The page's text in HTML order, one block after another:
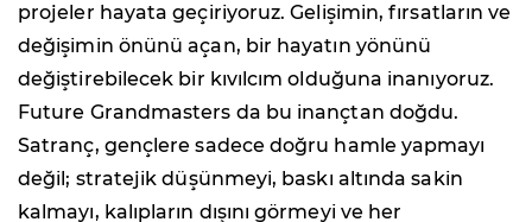
projeler hayata geçiriyoruz. Gelişimin, fırsatların ve
değişimin önünü açan, bir hayatın yönünü
değiştirebilecek bir kıvılcım olduğuna inanıyoruz.
Future Grandmasters da bu inançtan doğdu.
Satranç, gençlere sadece doğru hamle yapmayı
değil; stratejik düşünmeyi, baskı altında sakin
kalmayı, kalıpların dışını görmeyi ve her